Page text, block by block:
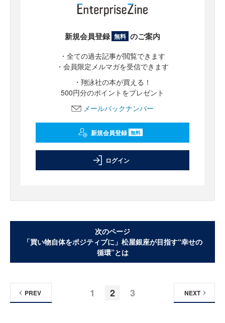
新規会員登録 無料 のご案内
・全ての過去記事が閲覧できます
・会員限定メルマガを受信できます
・翔泳社の本が買える！
500円分のポイントをプレゼント
メールバックナンバー
新規会員登録 無料
ログイン
次のページ
「買い物自体をポジティブに」松屋銀座が目指す“幸せの
循環”とは
1 2 3
PREV NEXT